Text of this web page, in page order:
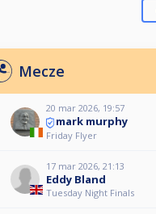
Mecze
20 mar 2026, 19:57
mark murphy
Friday Flyer
17 mar 2026, 21:13
Eddy Bland
Tuesday Night Finals